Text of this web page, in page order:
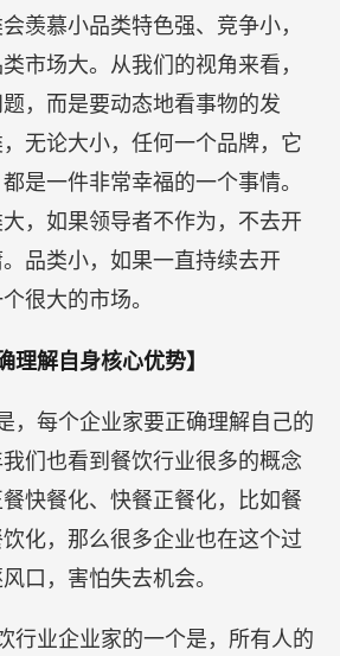
羡慕小品类特色强、竞争小，
市场大。从我们的视角来看，
，而是要动态地看事物的发
无论大小，任何一个品牌，它
是一件非常幸福的一个事情。
，如果领导者不作为，不去开
品类小，如果一直持续去开
很大的市场。
理解自身核心优势】
，每个企业家要正确理解自己的
们也看到餐饮行业很多的概念
快餐化、快餐正餐化，比如餐
化，那么很多企业也在这个过
口，害怕失去机会。
行业企业家的一个是，所有人的